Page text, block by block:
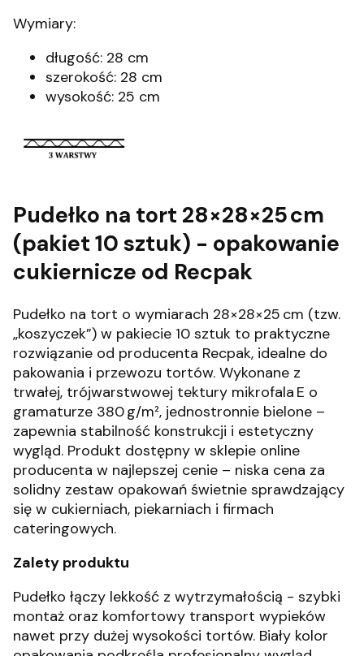
Wymiary:
długość: 28 cm
szerokość: 28 cm
wysokość: 25 cm
Pudełko na tort 28×28×25 cm
(pakiet 10 sztuk) - opakowanie
cukiernicze od Recpak
Pudełko na tort o wymiarach 28×28×25 cm (tzw.
„koszyczek”) w pakiecie 10 sztuk to praktyczne
rozwiązanie od producenta Recpak, idealne do
pakowania i przewozu tortów. Wykonane z
trwałej, trójwarstwowej tektury mikrofala E o
gramaturze 380 g/m², jednostronnie bielone –
zapewnia stabilność konstrukcji i estetyczny
wygląd. Produkt dostępny w sklepie online
producenta w najlepszej cenie – niska cena za
solidny zestaw opakowań świetnie sprawdzający
się w cukierniach, piekarniach i firmach
cateringowych.
Zalety produktu
Pudełko łączy lekkość z wytrzymałością - szybki
montaż oraz komfortowy transport wypieków
nawet przy dużej wysokości tortów. Biały kolor